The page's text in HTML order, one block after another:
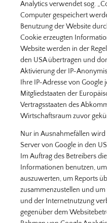
Analytics verwendet sog.
Computer gespeichert
Benutzung der Website
Cookie erzeugten
Website werden in der
den USA übertragen und
Aktivierung der IP-
Ihre IP-Adresse von
Mitgliedstaaten der
Vertragsstaaten des
Wirtschaftsraum zuvor
Nur in Ausnahmefällen wird
Server von Google in den
Im Auftrag des Betreibers
Informationen benutzen,
auszuwerten, um Reports
zusammenzustellen und
und der Internetnutzung
gegenüber dem